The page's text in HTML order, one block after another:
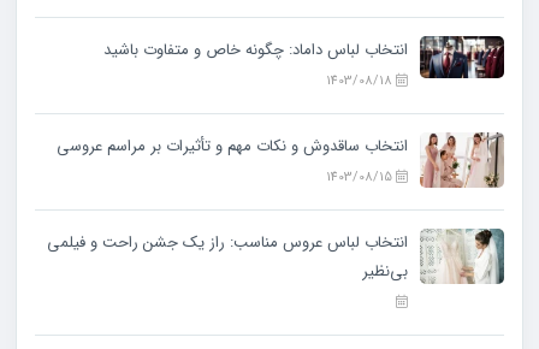
انتخاب لباس داماد: چگونه خاص و متفاوت باشید
انتخاب ساقدوش و نکات مهم و تأثیرات بر مراسم عروسی
انتخاب لباس عروس مناسب: راز یک جشن راحت و فیلمی
بی‌نظیر